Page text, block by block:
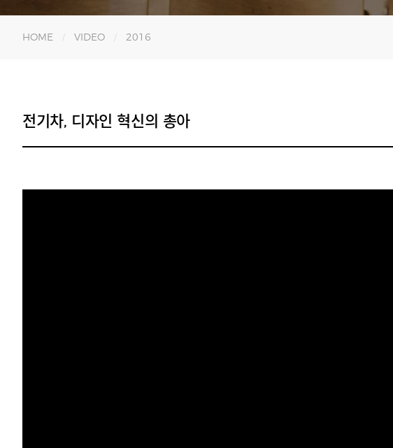
HOME VIDEO 2016
전기차, 디자인 혁신의 총아